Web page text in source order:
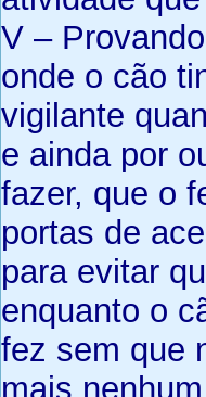
V –
onde o cão
vigilante
e ainda por
fazer, que o
portas de
para evitar
enquanto o
fez sem que
mais